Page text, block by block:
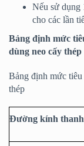
Nếu sử dụng
cho các lần
Bảng định mức
dùng neo cấy thép
Bảng định mức tiêu
thép
Đường kính